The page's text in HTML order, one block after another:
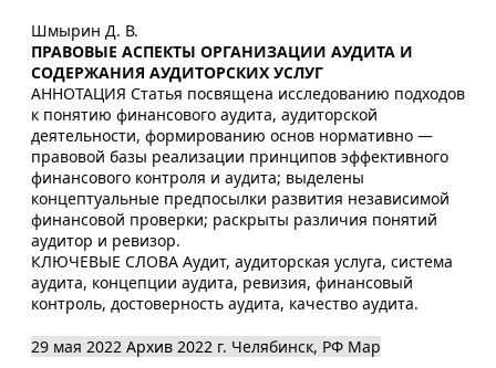
Шмырин Д. В.
ПРАВОВЫЕ АСПЕКТЫ ОРГАНИЗАЦИИ АУДИТА И
СОДЕРЖАНИЯ АУДИТОРСКИХ УСЛУГ
АННОТАЦИЯ Статья посвящена исследованию подходов
к понятию финансового аудита, аудиторской
деятельности, формированию основ нормативно —
правовой базы реализации принципов эффективного
финансового контроля и аудита; выделены
концептуальные предпосылки развития независимой
финансовой проверки; раскрыты различия понятий
аудитор и ревизор.
КЛЮЧЕВЫЕ СЛОВА Аудит, аудиторская услуга, система
аудита, концепции аудита, ревизия, финансовый
контроль, достоверность аудита, качество аудита.
29 мая 2022 Архив 2022 г. Челябинск, РФ Map